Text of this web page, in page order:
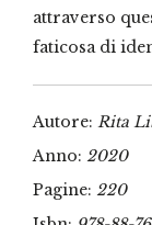
attraverso
faticosa di
Autore: Rita
Anno: 2020
Pagine: 220